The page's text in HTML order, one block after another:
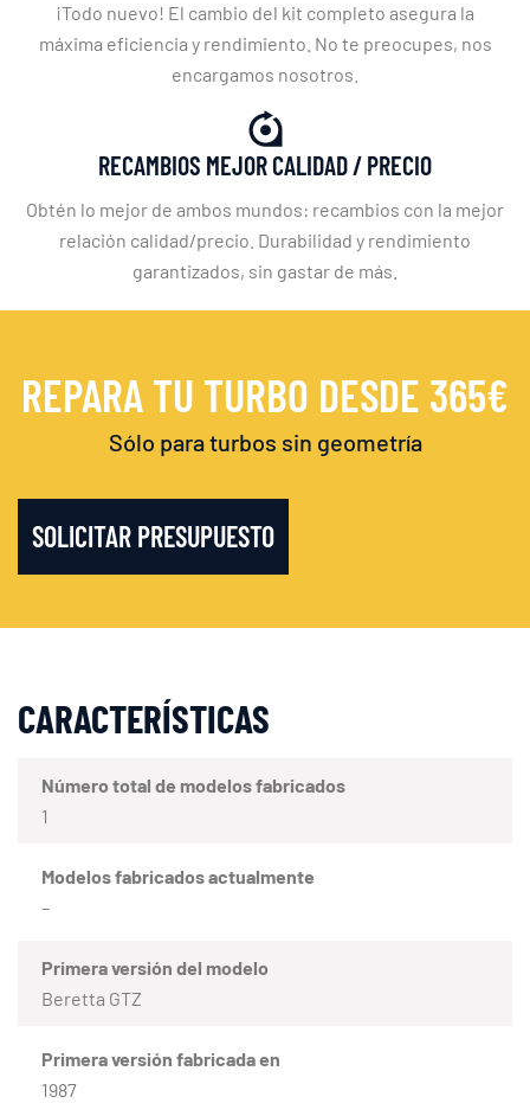
¡Todo nuevo! El cambio del kit completo asegura la
máxima eficiencia y rendimiento. No te preocupes, nos
encargamos nosotros.
RECAMBIOS MEJOR CALIDAD / PRECIO
Obtén lo mejor de ambos mundos: recambios con la mejor
relación calidad/precio. Durabilidad y rendimiento
garantizados, sin gastar de más.
REPARA TU TURBO DESDE 365€
Sólo para turbos sin geometría
SOLICITAR PRESUPUESTO
CARACTERÍSTICAS
Número total de modelos fabricados
1
Modelos fabricados actualmente
–
Primera versión del modelo
Beretta GTZ
Primera versión fabricada en
1987